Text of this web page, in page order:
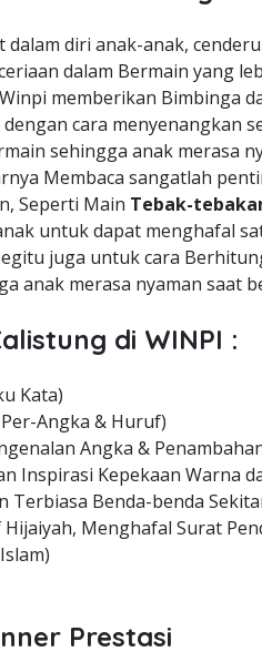
diri anak-anak,
dalam Bermain yang
memberikan Bimbinga
cara menyenangkan
sehingga anak merasa
Membaca sangatlah
Seperti Main Tebak-
untuk dapat menghafal
juga untuk cara
anak merasa nyaman saat
di WINPI :
Kata)
Angka & Huruf)
Angka &
Inspirasi Kepekaan Warna
Terbiasa Benda-benda
Menghafal Surat
Prestasi